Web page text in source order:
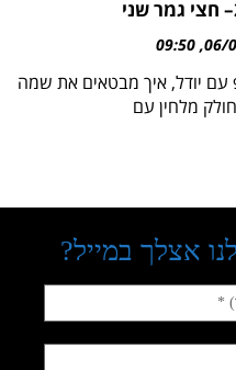
06/
09:50
עם יודל, איך מבטאים את שמה
מלחין עם